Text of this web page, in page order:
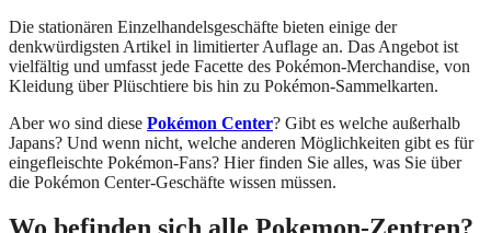
Die stationären Einzelhandelsgeschäfte bieten einige der
denkwürdigsten Artikel in limitierter Auflage an. Das Angebot ist
vielfältig und umfasst jede Facette des Pokémon-Merchandise, von
Kleidung über Plüschtiere bis hin zu Pokémon-Sammelkarten.
Aber wo sind diese Pokémon Center? Gibt es welche außerhalb
Japans? Und wenn nicht, welche anderen Möglichkeiten gibt es für
eingefleischte Pokémon-Fans? Hier finden Sie alles, was Sie über
die Pokémon Center-Geschäfte wissen müssen.